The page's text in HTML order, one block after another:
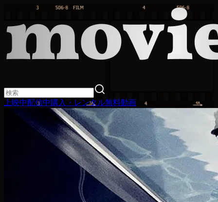
上映中配信中購入・レンタル無料動画